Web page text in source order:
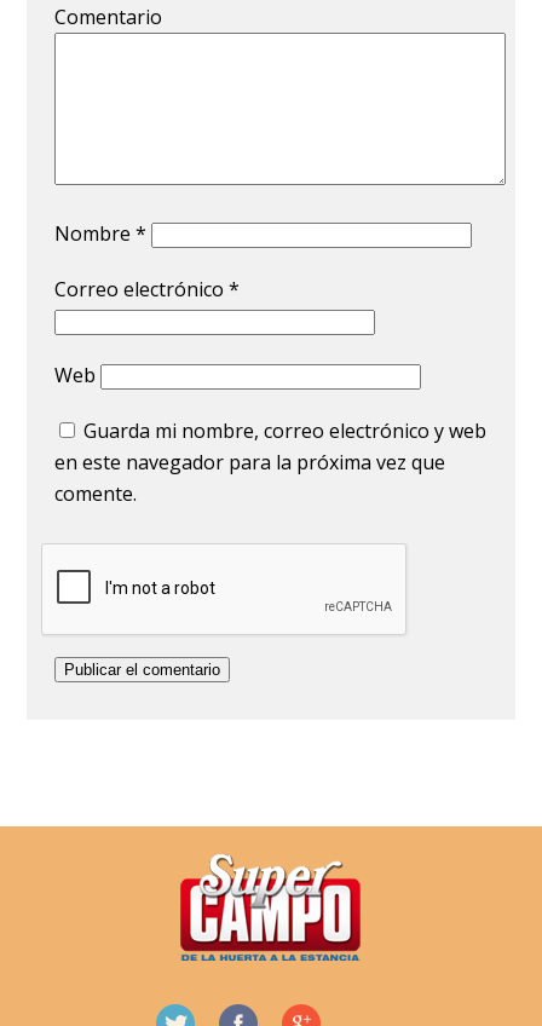
Comentario
Nombre*
Correo electrónico*
Web
Guarda mi nombre, correo electrónico y web
en este navegador para la próxima vez que
comente.